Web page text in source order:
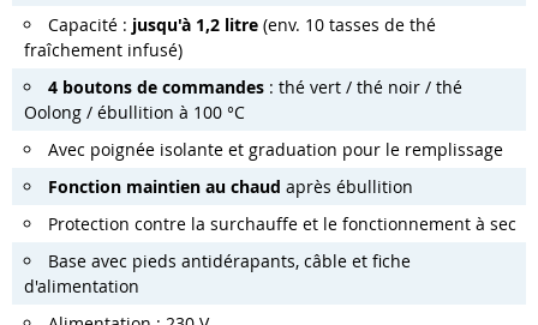
Capacité : jusqu'à 1,2 litre (env. 10 tasses de thé
fraîchement infusé)
4 boutons de commandes : thé vert / thé noir / thé
Oolong / ébullition à 100 °C
Avec poignée isolante et graduation pour le remplissage
Fonction maintien au chaud après ébullition
Protection contre la surchauffe et le fonctionnement à sec
Base avec pieds antidérapants, câble et fiche
d'alimentation